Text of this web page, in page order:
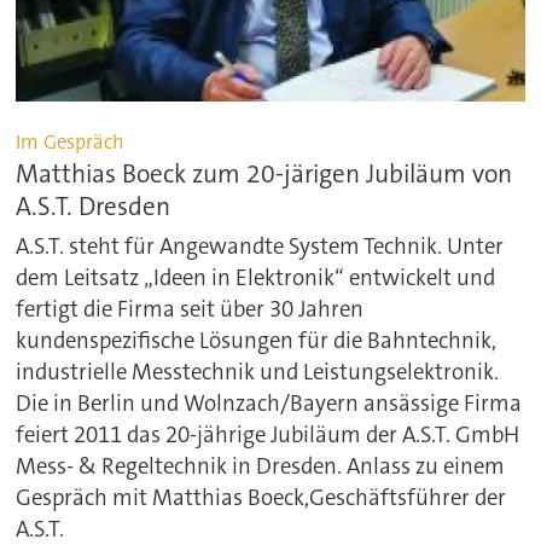
Im Gespräch
Matthias Boeck zum 20-järigen Jubiläum von
A.S.T. Dresden
A.S.T. steht für Angewandte System Technik. Unter
dem Leitsatz „Ideen in Elektronik“ entwickelt und
fertigt die Firma seit über 30 Jahren
kundenspezifische Lösungen für die Bahntechnik,
industrielle Messtechnik und Leistungselektronik.
Die in Berlin und Wolnzach/Bayern ansässige Firma
feiert 2011 das 20-jährige Jubiläum der A.S.T. GmbH
Mess- & Regeltechnik in Dresden. Anlass zu einem
Gespräch mit Matthias Boeck,Geschäftsführer der
A.S.T.